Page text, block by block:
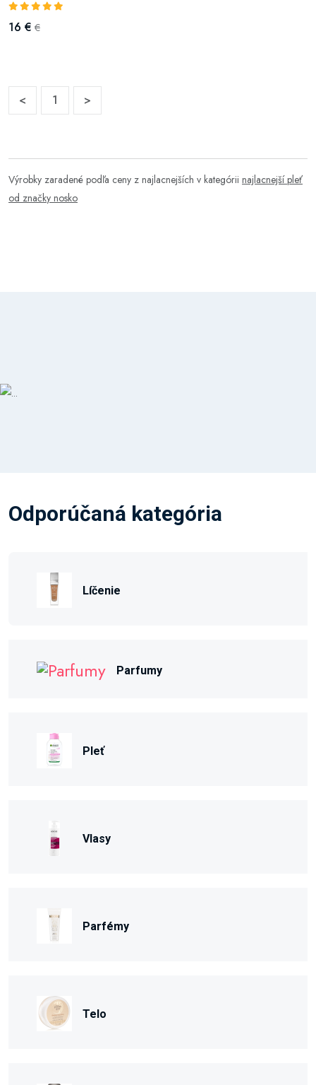
16 € €
< 1 >
Výrobky zaradené podľa ceny z najlacnejších v kategórii najlacnejší pleť
od značky nosko
Odporúčaná kategória
Líčenie
Parfumy
Pleť
Vlasy
Parfémy
Telo